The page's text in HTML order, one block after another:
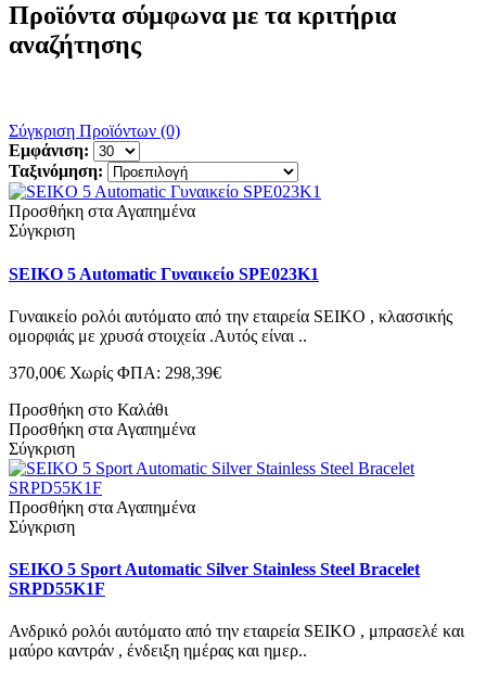
Προϊόντα σύμφωνα με τα κριτήρια
αναζήτησης
Σύγκριση Προϊόντων (0)
Εμφάνιση:
Ταξινόμηση:
Προσθήκη στα Αγαπημένα
Σύγκριση
SEIKO 5 Automatic Γυναικείο SPE023K1
Γυναικείο ρολόι αυτόματο από την εταιρεία SEIKO , κλασσικής
ομορφιάς με χρυσά στοιχεία .Αυτός είναι ..
370,00€ Χωρίς ΦΠΑ: 298,39€
Προσθήκη στο Καλάθι
Προσθήκη στα Αγαπημένα
Σύγκριση
Προσθήκη στα Αγαπημένα
Σύγκριση
SEIKO 5 Sport Automatic Silver Stainless Steel Bracelet
SRPD55K1F
Ανδρικό ρολόι αυτόματο από την εταιρεία SEIKO , μπρασελέ και
μαύρο καντράν , ένδειξη ημέρας και ημερ..